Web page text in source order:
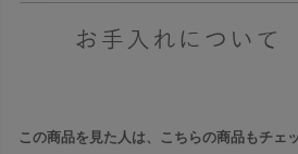
この商品を見た人は、こちらの商品もチェ